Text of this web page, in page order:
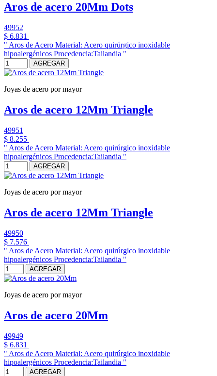
Aros de acero 20Mm Dots
49952
$ 6.831
" Aros de Acero Material: Acero quirúrgico inoxidable
hipoalergénicos Procedencia:Tailandia "
AGREGAR
Joyas de acero por mayor
Aros de acero 12Mm Triangle
49951
$ 8.255
" Aros de Acero Material: Acero quirúrgico inoxidable
hipoalergénicos Procedencia:Tailandia "
AGREGAR
Joyas de acero por mayor
Aros de acero 12Mm Triangle
49950
$ 7.576
" Aros de Acero Material: Acero quirúrgico inoxidable
hipoalergénicos Procedencia:Tailandia "
AGREGAR
Joyas de acero por mayor
Aros de acero 20Mm
49949
$ 6.831
" Aros de Acero Material: Acero quirúrgico inoxidable
hipoalergénicos Procedencia:Tailandia "
AGREGAR